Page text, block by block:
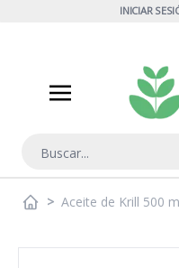
INICIAR
> Aceite de Krill 500